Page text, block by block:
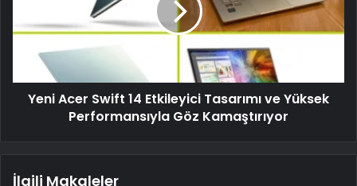
Yeni Acer Swift 14 Etkileyici Tasarımı ve Yüksek
Performansıyla Göz Kamaştırıyor
İlgili Makaleler